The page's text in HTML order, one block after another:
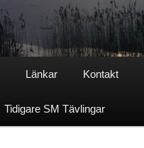
Länkar Kontakt
Tidigare SM Tävlingar